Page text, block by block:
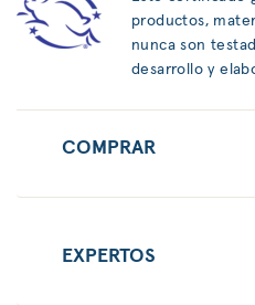
productos,
nunca son
desarrollo y
COMPRAR
EXPERTOS